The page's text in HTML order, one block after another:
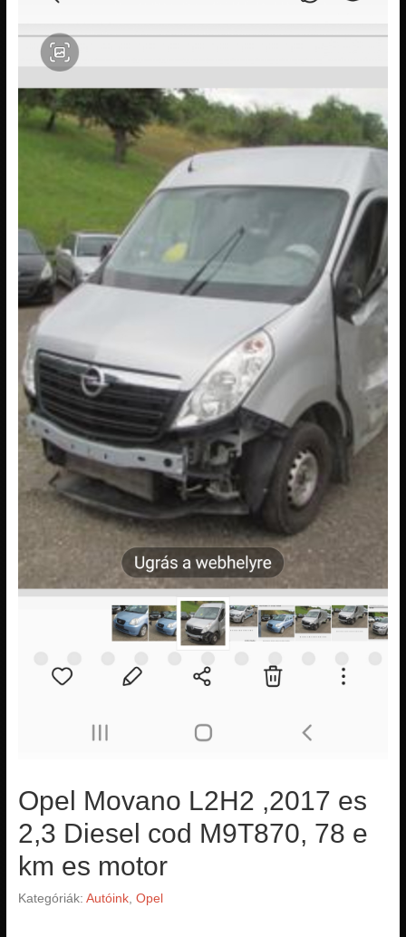
Opel Movano L2H2 ,2017 es
2,3 Diesel cod M9T870, 78 e
km es motor
Kategóriák: Autóink, Opel